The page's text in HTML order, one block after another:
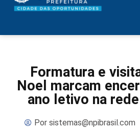
Formatura e
Noel marcam
ano letivo na
Porsistemas@npibrasil.com